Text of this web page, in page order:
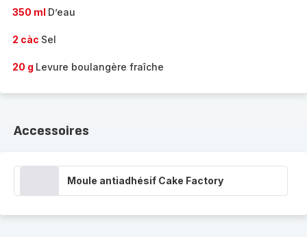
350 ml D’eau
2 càc Sel
20 g Levure boulangère fraîche
Accessoires
Moule antiadhésif Cake Factory